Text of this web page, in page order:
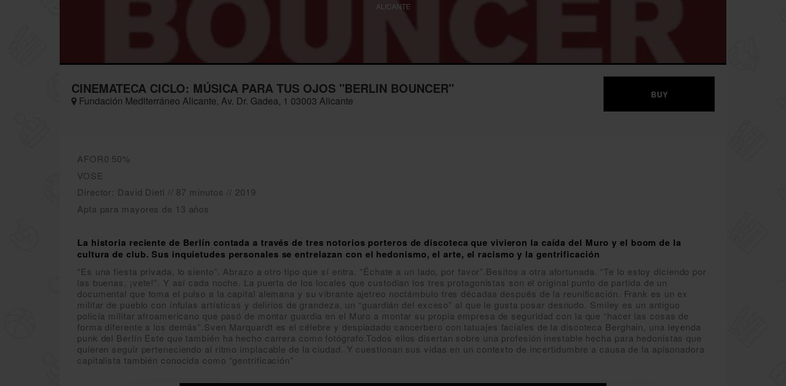
ALICANTE
CINEMATECA CICLO: MÚSICA PARA TUS OJOS "BERLIN BOUNCER"
Fundación Mediterráneo Alicante, Av. Dr. Gadea, 1 03003 Alicante BUY
AFOR0 50%
VOSE
Director: David Dietl // 87 minutos // 2019
Apta para mayores de 13 años
La historia reciente de Berlín contada a través de tres notorios porteros de discoteca que vivieron la caída del Muro y el boom de la
cultura de club. Sus inquietudes personales se entrelazan con el hedonismo, el arte, el racismo y la gentrificación
“Es una fiesta privada, lo siento”. Abrazo a otro tipo que sí entra. “Échate a un lado, por favor”.Besitos a otra afortunada. “Te lo estoy diciendo por
las buenas, ¡vete!”. Y así cada noche. La puerta de los locales que custodian los tres protagonistas son el original punto de partida de un
documental que toma el pulso a la capital alemana y su vibrante ajetreo noctámbulo tres décadas después de la reunificación. Frank es un ex
militar de pueblo con ínfulas artísticas y delirios de grandeza, un “guardián del exceso” al que le gusta posar desnudo. Smiley es un antiguo
policía militar afroamericano que pasó de montar guardia en el Muro a montar su propia empresa de seguridad con la que “hacer las cosas de
forma diferente a los demás”.Sven Marquardt es el célebre y despiadado cancerbero con tatuajes faciales de la discoteca Berghain, una leyenda
punk del Berlín Este que también ha hecho carrera como fotógrafo.Todos ellos disertan sobre una profesión inestable hecha para hedonistas que
quieren seguir perteneciendo al ritmo implacable de la ciudad. Y cuestionan sus vidas en un contexto de incertidumbre a causa de la apisonadora
capitalista también conocida como “gentrificación”